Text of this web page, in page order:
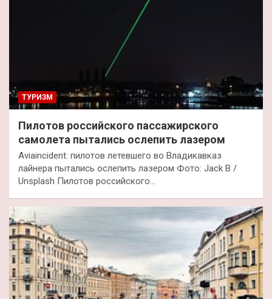
ТУРИЗМ
Пилотов российского пассажирского
самолета пытались ослепить лазером
Aviaincident: пилотов летевшего во Владикавказ
лайнера пытались ослепить лазером Фото: Jack B /
Unsplash Пилотов российского…